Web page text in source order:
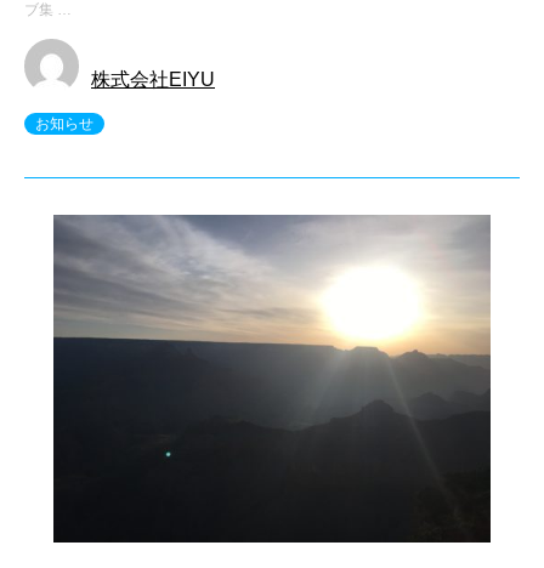
ブ集 …
株式会社EIYU
お知らせ